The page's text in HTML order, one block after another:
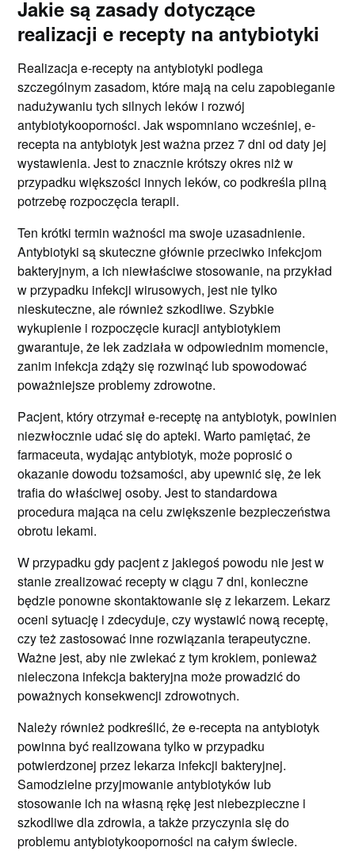
Jakie są zasady dotyczące
realizacji e recepty na antybiotyki
Realizacja e-recepty na antybiotyki podlega
szczególnym zasadom, które mają na celu zapobieganie
nadużywaniu tych silnych leków i rozwój
antybiotykooporności. Jak wspomniano wcześniej, e-
recepta na antybiotyk jest ważna przez 7 dni od daty jej
wystawienia. Jest to znacznie krótszy okres niż w
przypadku większości innych leków, co podkreśla pilną
potrzebę rozpoczęcia terapii.
Ten krótki termin ważności ma swoje uzasadnienie.
Antybiotyki są skuteczne głównie przeciwko infekcjom
bakteryjnym, a ich niewłaściwe stosowanie, na przykład
w przypadku infekcji wirusowych, jest nie tylko
nieskuteczne, ale również szkodliwe. Szybkie
wykupienie i rozpoczęcie kuracji antybiotykiem
gwarantuje, że lek zadziała w odpowiednim momencie,
zanim infekcja zdąży się rozwinąć lub spowodować
poważniejsze problemy zdrowotne.
Pacjent, który otrzymał e-receptę na antybiotyk, powinien
niezwłocznie udać się do apteki. Warto pamiętać, że
farmaceuta, wydając antybiotyk, może poprosić o
okazanie dowodu tożsamości, aby upewnić się, że lek
trafia do właściwej osoby. Jest to standardowa
procedura mająca na celu zwiększenie bezpieczeństwa
obrotu lekami.
W przypadku gdy pacjent z jakiegoś powodu nie jest w
stanie zrealizować recepty w ciągu 7 dni, konieczne
będzie ponowne skontaktowanie się z lekarzem. Lekarz
oceni sytuację i zdecyduje, czy wystawić nową receptę,
czy też zastosować inne rozwiązania terapeutyczne.
Ważne jest, aby nie zwlekać z tym krokiem, ponieważ
nieleczona infekcja bakteryjna może prowadzić do
poważnych konsekwencji zdrowotnych.
Należy również podkreślić, że e-recepta na antybiotyk
powinna być realizowana tylko w przypadku
potwierdzonej przez lekarza infekcji bakteryjnej.
Samodzielne przyjmowanie antybiotyków lub
stosowanie ich na własną rękę jest niebezpieczne i
szkodliwe dla zdrowia, a także przyczynia się do
problemu antybiotykooporności na całym świecie.